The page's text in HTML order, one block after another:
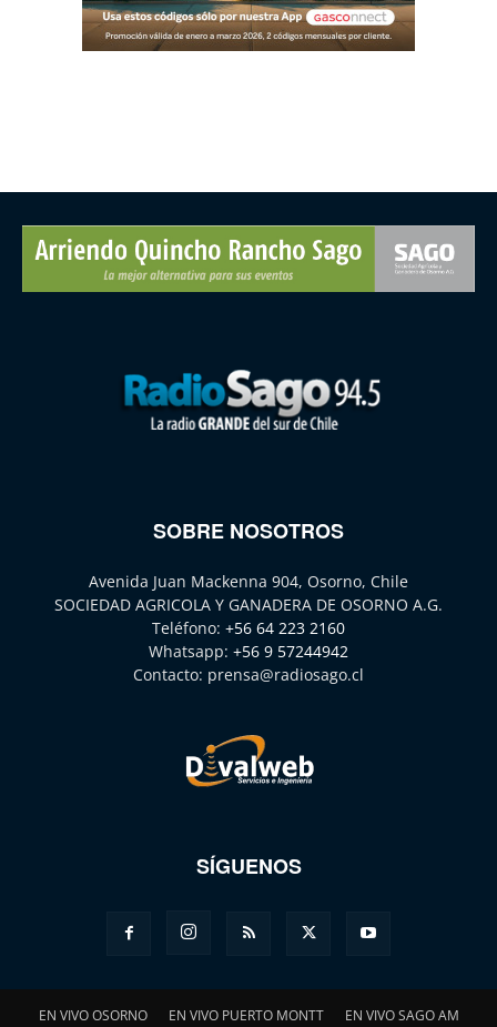
SOBRE NOSOTROS
Avenida Juan Mackenna 904, Osorno, Chile
SOCIEDAD AGRICOLA Y GANADERA DE OSORNO A.G.
Teléfono: +56 64 223 2160
Whatsapp: +56 9 57244942
Contacto: prensa@radiosago.cl
SÍGUENOS
EN VIVO OSORNO EN VIVO PUERTO MONTT EN VIVO SAGO AM